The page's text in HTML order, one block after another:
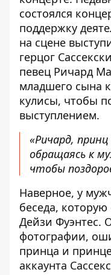
состоялся
поддержку
на сцене
герцог
певец Ричард
младшего сына
кулисы, чтобы
выступлением.
«Ричард,
обращаясь к
чтобы
Наверное, у
беседа, которую
Дейзи Фуэнтес.
фотографии,
принца и
аккаунта